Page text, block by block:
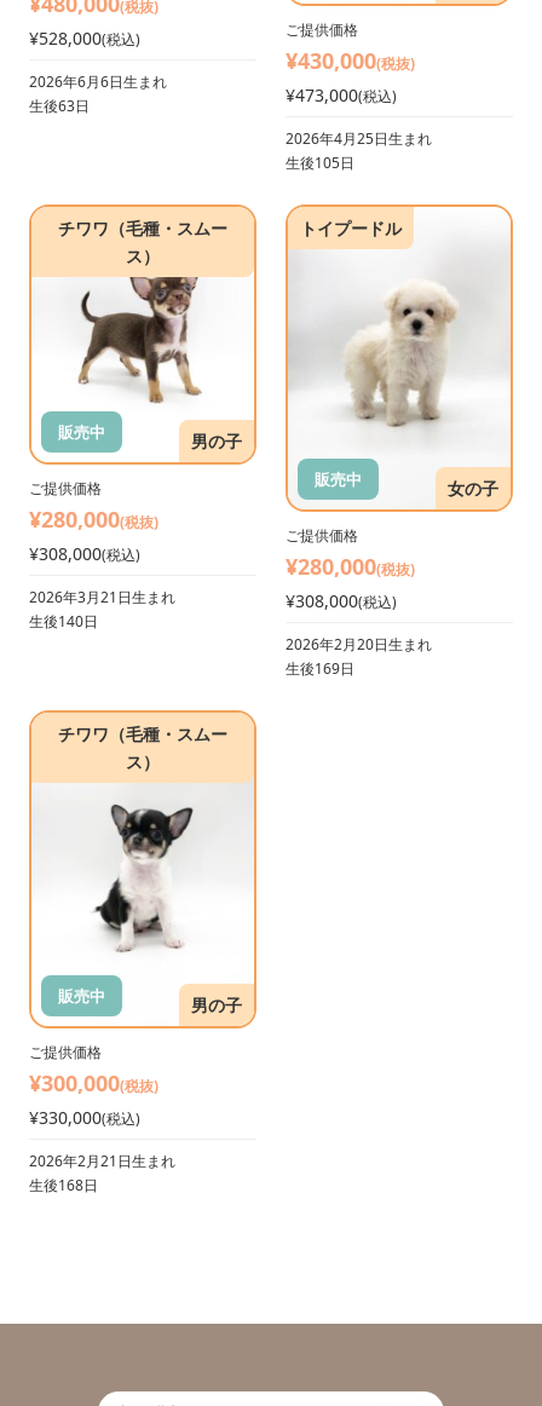
(税抜)
¥528,000(税込)
2026年6月6日生まれ
生後63日
ご提供価格
¥430,000(税抜)
¥473,000(税込)
2026年4月25日生まれ
生後105日
チワワ（毛種・スムー
ス）
販売中 男の子
ご提供価格
¥280,000(税抜)
¥308,000(税込)
2026年3月21日生まれ
生後140日
トイプードル
販売中 女の子
ご提供価格
¥280,000(税抜)
¥308,000(税込)
2026年2月20日生まれ
生後169日
チワワ（毛種・スムー
ス）
販売中 男の子
ご提供価格
¥300,000(税抜)
¥330,000(税込)
2026年2月21日生まれ
生後168日